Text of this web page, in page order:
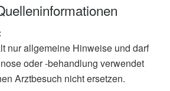
nur allgemeine Hinweise und darf
oder -behandlung verwendet
Arztbesuch nicht ersetzen.